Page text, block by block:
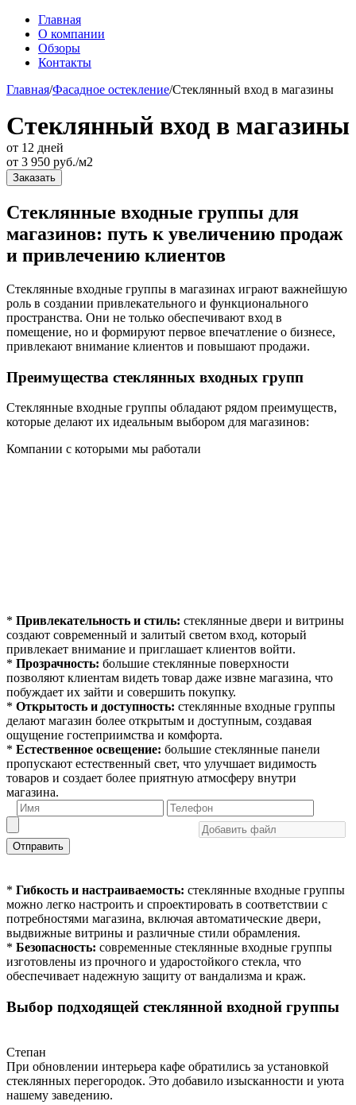
Главная
О компании
Обзоры
Контакты
Главная/Фасадное остекление/Стеклянный вход в магазины
Стеклянный вход в магазины
от 12 дней
от 3 950 руб./м2
Заказать
Стеклянные входные группы для
магазинов: путь к увеличению продаж
и привлечению клиентов
Стеклянные входные группы в магазинах играют важнейшую
роль в создании привлекательного и функционального
пространства. Они не только обеспечивают вход в
помещение, но и формируют первое впечатление о бизнесе,
привлекают внимание клиентов и повышают продажи.
Преимущества стеклянных входных групп
Стеклянные входные группы обладают рядом преимуществ,
которые делают их идеальным выбором для магазинов:
Компании с которыми мы работали
* Привлекательность и стиль: стеклянные двери и витрины
создают современный и залитый светом вход, который
привлекает внимание и приглашает клиентов войти.
* Прозрачность: большие стеклянные поверхности
позволяют клиентам видеть товар даже извне магазина, что
побуждает их зайти и совершить покупку.
* Открытость и доступность: стеклянные входные группы
делают магазин более открытым и доступным, создавая
ощущение гостеприимства и комфорта.
* Естественное освещение: большие стеклянные панели
пропускают естественный свет, что улучшает видимость
товаров и создает более приятную атмосферу внутри
магазина.
Отправить
* Гибкость и настраиваемость: стеклянные входные группы
можно легко настроить и спроектировать в соответствии с
потребностями магазина, включая автоматические двери,
выдвижные витрины и различные стили обрамления.
* Безопасность: современные стеклянные входные группы
изготовлены из прочного и ударостойкого стекла, что
обеспечивает надежную защиту от вандализма и краж.
Выбор подходящей стеклянной входной группы
Степан
При обновлении интерьера кафе обратились за установкой
стеклянных перегородок. Это добавило изысканности и уюта
нашему заведению.